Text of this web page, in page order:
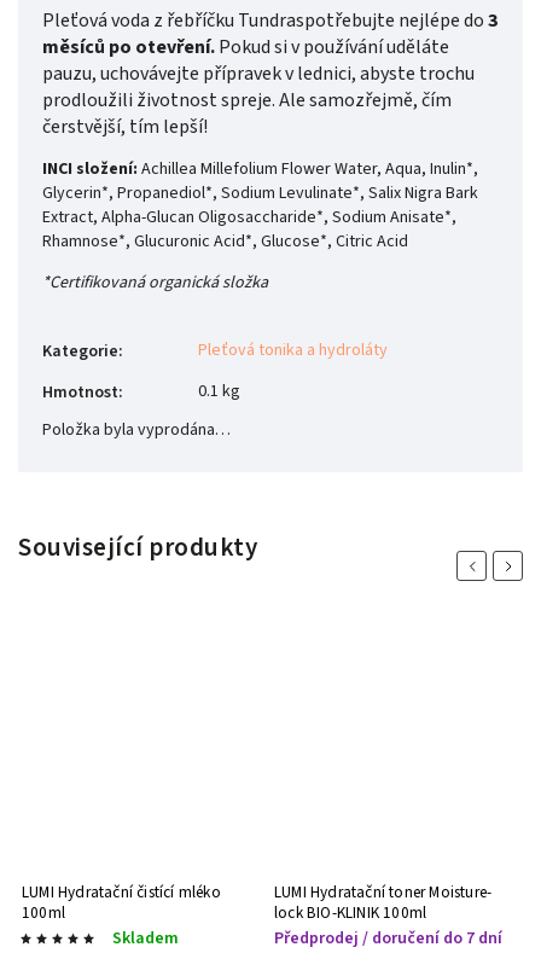
Pleťová voda z řebříčku Tundraspotřebujte nejlépe do3
měsíců po otevření.Pokud si v používání uděláte
pauzu, uchovávejte přípravek v lednici, abyste trochu
prodloužili životnost spreje. Ale samozřejmě, čím
čerstvější, tím lepší!
INCI složení: Achillea Millefolium Flower Water, Aqua, Inulin*,
Glycerin*, Propanediol*, Sodium Levulinate*, Salix Nigra Bark
Extract, Alpha-Glucan Oligosaccharide*, Sodium Anisate*,
Rhamnose*, Glucuronic Acid*, Glucose*, Citric Acid
*Certifikovaná organická složka
Kategorie:
Pleťová tonika a hydroláty
Hmotnost:
0.1 kg
Položka byla vyprodána…
Související produkty
Previous
LUMI Hydratační čistící mléko
100ml
Skladem
LUMI Hydratační toner Moisture-
lock BIO-KLINIK 100ml
Předprodej / doručení do 7 dní
Next